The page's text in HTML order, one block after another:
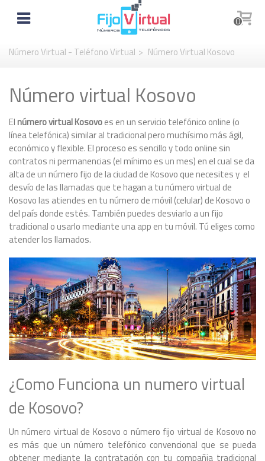
0
Número Virtual - Teléfono Virtual > Número Virtual Kosovo
Número virtual Kosovo
Elnúmero virtual Kosovoes en un servicio telefónico online (o
línea telefónica) similar al tradicional pero muchísimo más ágil,
económico y flexible. El proceso es sencillo y todo online sin
contratos ni permanencias (el mínimo es un mes) en el cual se da
alta de un número fijo de la ciudad de Kosovo que necesites y el
desvío de las llamadas que te hagan a tu número virtual de
Kosovo las atiendes en tu número de móvil (celular) de Kosovo o
del país donde estés. También puedes desviarlo a un fijo
tradicional o usarlo mediante una app en tu móvil. Tú eliges como
atender los llamados.
¿Como Funciona un numero virtual
de Kosovo?
Un número virtual de Kosovo o número fijo virtual de Kosovo no
es más que un número telefónico convencional que se pueda
obtener mediante la contratación con tu compañia tradicional